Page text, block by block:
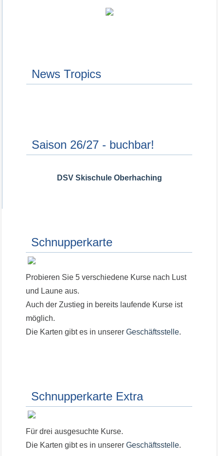
News Tropics
Saison 26/27 - buchbar!
DSV Skischule Oberhaching
Schnupperkarte
Probieren Sie 5 verschiedene Kurse nach Lust
und Laune aus.
Auch der Zustieg in bereits laufende Kurse ist
möglich.
Die Karten gibt es in unsererGeschäftsstelle.
Schnupperkarte Extra
Für drei ausgesuchte Kurse.
Die Karten gibt es in unsererGeschäftsstelle.